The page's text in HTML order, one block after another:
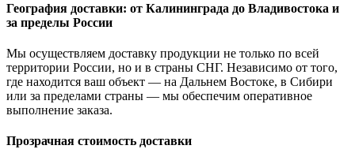
География доставки: от Калининграда до Владивостока и
за пределы России
Мы осуществляем доставку продукции не только по всей
территории России, но и в страны СНГ. Независимо от того,
где находится ваш объект — на Дальнем Востоке, в Сибири
или за пределами страны — мы обеспечим оперативное
выполнение заказа.
Прозрачная стоимость доставки